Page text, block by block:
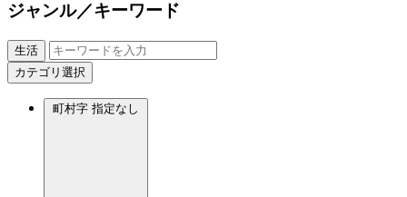
ジャンル／キーワード
生活
カテゴリ選択
町村字 指定なし